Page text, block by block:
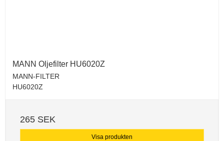
MANN Oljefilter HU6020Z
MANN-FILTER
HU6020Z
265 SEK
Visa produkten